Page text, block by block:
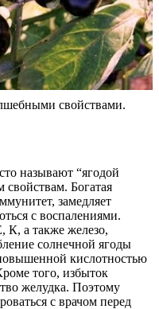
свойствами.
называют “ягодой
свойствам. Богатая
замедляет
с воспалениями.
К, а также железо,
солнечной ягоды
кислотностью
того, избыток
желудка. Поэтому
с врачом перед